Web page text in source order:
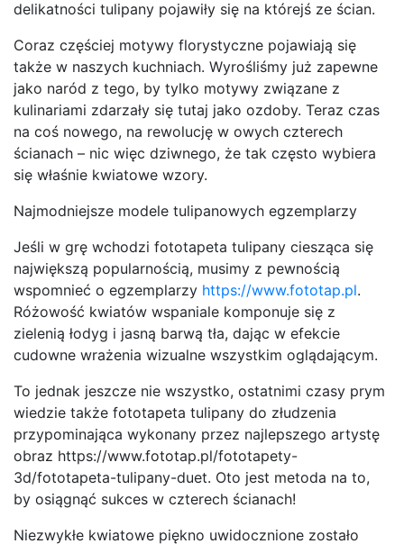
delikatności tulipany pojawiły się na którejś ze ścian.
Coraz częściej motywy florystyczne pojawiają się
także w naszych kuchniach. Wyrośliśmy już zapewne
jako naród z tego, by tylko motywy związane z
kulinariami zdarzały się tutaj jako ozdoby. Teraz czas
na coś nowego, na rewolucję w owych czterech
ścianach – nic więc dziwnego, że tak często wybiera
się właśnie kwiatowe wzory.
Najmodniejsze modele tulipanowych egzemplarzy
Jeśli w grę wchodzi fototapeta tulipany ciesząca się
największą popularnością, musimy z pewnością
wspomnieć o egzemplarzy https://www.fototap.pl.
Różowość kwiatów wspaniale komponuje się z
zielenią łodyg i jasną barwą tła, dając w efekcie
cudowne wrażenia wizualne wszystkim oglądającym.
To jednak jeszcze nie wszystko, ostatnimi czasy prym
wiedzie także fototapeta tulipany do złudzenia
przypominająca wykonany przez najlepszego artystę
obraz https://www.fototap.pl/fototapety-
3d/fototapeta-tulipany-duet. Oto jest metoda na to,
by osiągnąć sukces w czterech ścianach!
Niezwykłe kwiatowe piękno uwidocznione zostało